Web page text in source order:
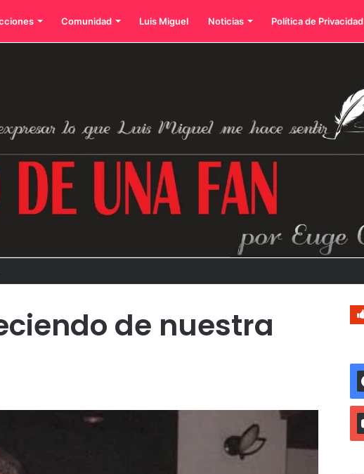
Comunidad Luis Miguel Noticias Política de Privacidad
dos íconos eternos
de nuestra